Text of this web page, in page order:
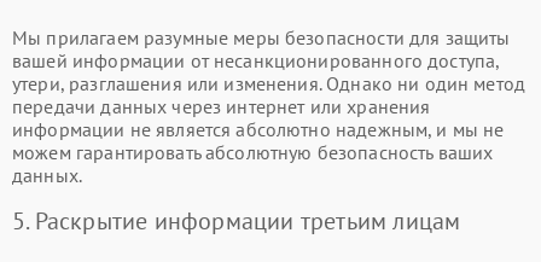
Мы прилагаем разумные меры безопасности для защиты
вашей информации от несанкционированного доступа,
утери, разглашения или изменения. Однако ни один метод
передачи данных через интернет или хранения
информации не является абсолютно надежным, и мы не
можем гарантировать абсолютную безопасность ваших
данных.
5. Раскрытие информации третьим лицам